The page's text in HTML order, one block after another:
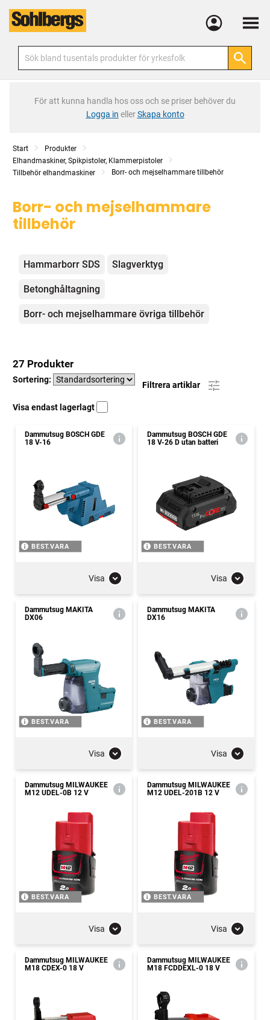
Meny
För att kunna handla hos oss och se priser behöver du
Logga in ellerSkapa konto
Start
Produkter
Elhandmaskiner, Spikpistoler, Klammerpistoler
Tillbehör elhandmaskiner
Borr- och mejselhammare tillbehör
Borr- och mejselhammare
tillbehör
Kategorier
Hammarborr SDS Slagverktyg
Betonghåltagning
Borr- och mejselhammare övriga tillbehör
27 Produkter
Sortering:
Filtrera artiklar
Visa endast lagerlagt
Dammutsug BOSCH GDE
18 V-16
BEST.VARA
Visa
Dammutsug BOSCH GDE
18 V-26 D utan batteri
BEST.VARA
Visa
Dammutsug MAKITA
DX06
BEST.VARA
Visa
Dammutsug MAKITA
DX16
BEST.VARA
Visa
Dammutsug MILWAUKEE
M12 UDEL-0B 12 V
BEST.VARA
Visa
Dammutsug MILWAUKEE
M12 UDEL-201B 12 V
BEST.VARA
Visa
Dammutsug MILWAUKEE
M18 CDEX-0 18 V
Dammutsug MILWAUKEE
M18 FCDDEXL-0 18 V